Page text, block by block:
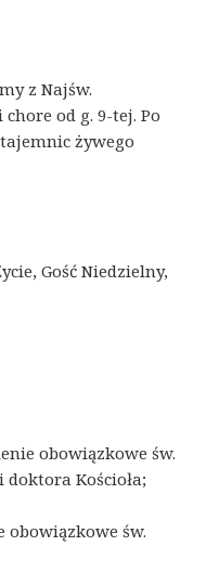
z Najśw.
od g. 9-tej. Po
żywego
Gość Niedzielny,
obowiązkowe św.
Kościoła;
obowiązkowe św.